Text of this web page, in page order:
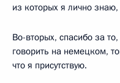
из которых я лично
Во-вторых, спасибо за
говорить на немецком,
что я присутствую.